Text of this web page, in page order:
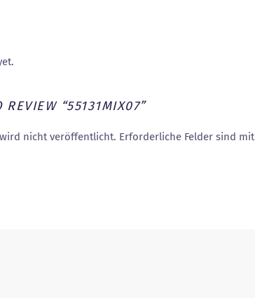
REVIEW “55131MIX07”
nicht veröffentlicht. Erforderliche Felder sind mit